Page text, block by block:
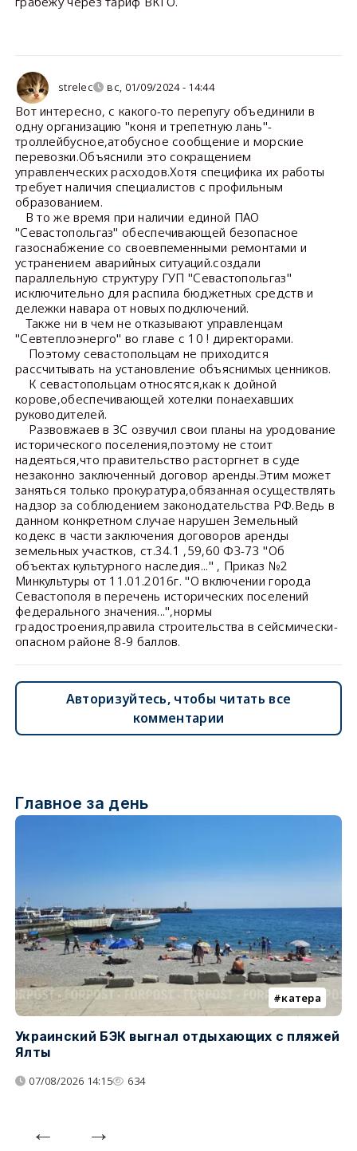
strelec вс, 01/09/2024 - 14:44
Вот интересно, с какого-то перепугу объединили в
одну организацию "коня и трепетную лань"-
троллейбусное,атобусное сообщение и морские
перевозки.Объяснили это сокращением
управленческих расходов.Хотя специфика их работы
требует наличия специалистов с профильным
образованием.
В то же время при наличии единой ПАО
"Севастопольгаз" обеспечивающей безопасное
газоснабжение со своевпеменными ремонтами и
устранением аварийных ситуаций.создали
параллельную структуру ГУП "Севастопольгаз"
исключительно для распила бюджетных средств и
дележки навара от новых подключений.
Также ни в чем не отказывают управленцам
"Севтеплоэнерго" во главе с 10 ! директорами.
Поэтому севастопольцам не приходится
рассчитывать на установление объяснимых ценников.
К севастопольцам относятся,как к дойной
корове,обеспечивающей хотелки понаехавших
руководителей.
Развовжаев в ЗС озвучил свои планы на уродование
исторического поселения,поэтому не стоит
надеяться,что правительство расторгнет в суде
незаконно заключенный договор аренды.Этим может
заняться только прокуратура,обязанная осуществлять
надзор за соблюдением законодательства РФ.Ведь в
данном конкретном случае нарушен Земельный
кодекс в части заключения договоров аренды
земельных участков, ст.34.1 ,59,60 ФЗ-73 "Об
объектах культурного наследия..." , Приказ №2
Минкультуры от 11.01.2016г. "О включении города
Севастополя в перечень исторических поселений
федерального значения...",нормы
градостроения,правила строительства в сейсмически-
опасном районе 8-9 баллов.
Авторизуйтесь, чтобы читать все
комментарии
Главное за день
катера
Украинский БЭК выгнал отдыхающих с пляжей
Ялты
07/08/2026 14:15 634